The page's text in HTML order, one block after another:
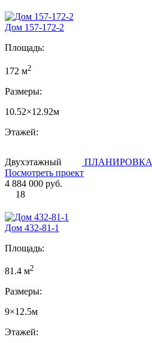
Дом 157-172-2
Площадь:
172 м2
Размеры:
10.52×12.92м
Этажей:
Двухэтажный
ПЛАНИРОВКА
Посмотреть проект
4 884 000 руб.
18
Дом 432-81-1
Площадь:
81.4 м2
Размеры:
9×12.5м
Этажей: